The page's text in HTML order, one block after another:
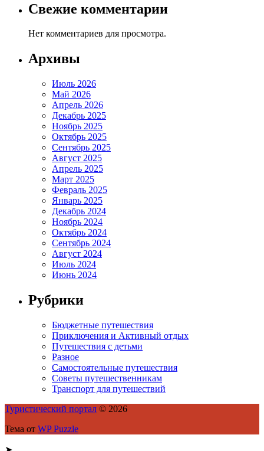
Свежие комментарии
Нет комментариев для просмотра.
Архивы
Июль 2026
Май 2026
Апрель 2026
Декабрь 2025
Ноябрь 2025
Октябрь 2025
Сентябрь 2025
Август 2025
Апрель 2025
Март 2025
Февраль 2025
Январь 2025
Декабрь 2024
Ноябрь 2024
Октябрь 2024
Сентябрь 2024
Август 2024
Июль 2024
Июнь 2024
Рубрики
Бюджетные путешествия
Приключения и Активный отдых
Путешествия с детьми
Разное
Самостоятельные путешествия
Советы путешественникам
Транспорт для путешествий
Туристический портал © 2026
Тема от WP Puzzle